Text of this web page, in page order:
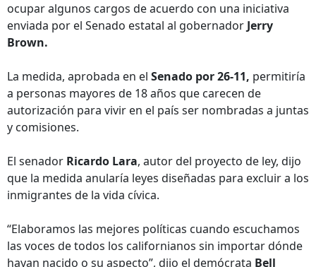
ocupar algunos cargos de acuerdo con una iniciativa
enviada por el Senado estatal al gobernador Jerry
Brown.
La medida, aprobada en el Senado por 26-11, permitiría
a personas mayores de 18 años que carecen de
autorización para vivir en el país ser nombradas a juntas
y comisiones.
El senador Ricardo Lara, autor del proyecto de ley, dijo
que la medida anularía leyes diseñadas para excluir a los
inmigrantes de la vida cívica.
“Elaboramos las mejores políticas cuando escuchamos
las voces de todos los californianos sin importar dónde
hayan nacido o su aspecto”, dijo el demócrata Bell